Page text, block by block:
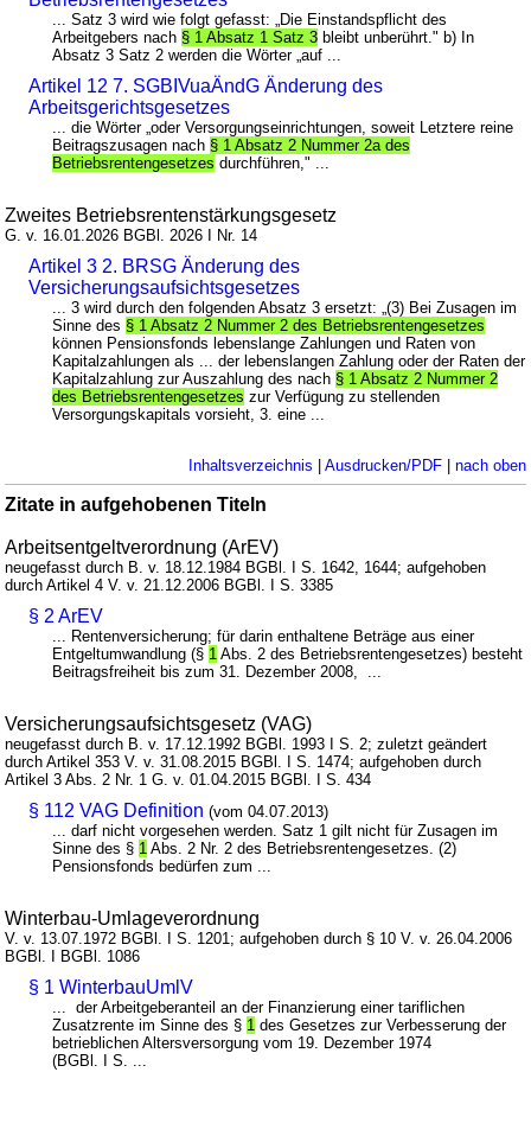
... Satz 3 wird wie folgt gefasst: „Die Einstandspflicht des
Arbeitgebers nach § 1 Absatz 1 Satz 3 bleibt unberührt." b) In
Absatz 3 Satz 2 werden die Wörter „auf ...
Artikel 12 7. SGBIVuaÄndG Änderung des
Arbeitsgerichtsgesetzes
... die Wörter „oder Versorgungseinrichtungen, soweit Letztere reine
Beitragszusagen nach § 1 Absatz 2 Nummer 2a des
Betriebsrentengesetzes durchführen," ...
Zweites Betriebsrentenstärkungsgesetz
G. v. 16.01.2026 BGBl. 2026 I Nr. 14
Artikel 3 2. BRSG Änderung des
Versicherungsaufsichtsgesetzes
... 3 wird durch den folgenden Absatz 3 ersetzt: „(3) Bei Zusagen im
Sinne des § 1 Absatz 2 Nummer 2 des Betriebsrentengesetzes
können Pensionsfonds lebenslange Zahlungen und Raten von
Kapitalzahlungen als ... der lebenslangen Zahlung oder der Raten der
Kapitalzahlung zur Auszahlung des nach § 1 Absatz 2 Nummer 2
des Betriebsrentengesetzes zur Verfügung zu stellenden
Versorgungskapitals vorsieht, 3. eine ...
Inhaltsverzeichnis Ausdrucken/PDF| nach oben
Zitate in aufgehobenen Titeln
Arbeitsentgeltverordnung (ArEV)
neugefasst durch B. v. 18.12.1984 BGBl. I S. 1642, 1644; aufgehoben
durch Artikel 4 V. v. 21.12.2006 BGBl. I S. 3385
§ 2 ArEV
... Rentenversicherung; für darin enthaltene Beträge aus einer
Entgeltumwandlung (§ 1 Abs. 2 des Betriebsrentengesetzes) besteht
Beitragsfreiheit bis zum 31. Dezember 2008, ...
Versicherungsaufsichtsgesetz (VAG)
neugefasst durch B. v. 17.12.1992 BGBl. 1993 I S. 2; zuletzt geändert
durch Artikel 353 V. v. 31.08.2015 BGBl. I S. 1474; aufgehoben durch
Artikel 3 Abs. 2 Nr. 1 G. v. 01.04.2015 BGBl. I S. 434
§ 112 VAG Definition (vom 04.07.2013)
... darf nicht vorgesehen werden. Satz 1 gilt nicht für Zusagen im
Sinne des § 1 Abs. 2 Nr. 2 des Betriebsrentengesetzes. (2)
Pensionsfonds bedürfen zum ...
Winterbau-Umlageverordnung
V. v. 13.07.1972 BGBl. I S. 1201; aufgehoben durch § 10 V. v. 26.04.2006
BGBl. I BGBl. 1086
§ 1 WinterbauUmlV
... der Arbeitgeberanteil an der Finanzierung einer tariflichen
Zusatzrente im Sinne des § 1 des Gesetzes zur Verbesserung der
betrieblichen Altersversorgung vom 19. Dezember 1974
(BGBl. I S. ...